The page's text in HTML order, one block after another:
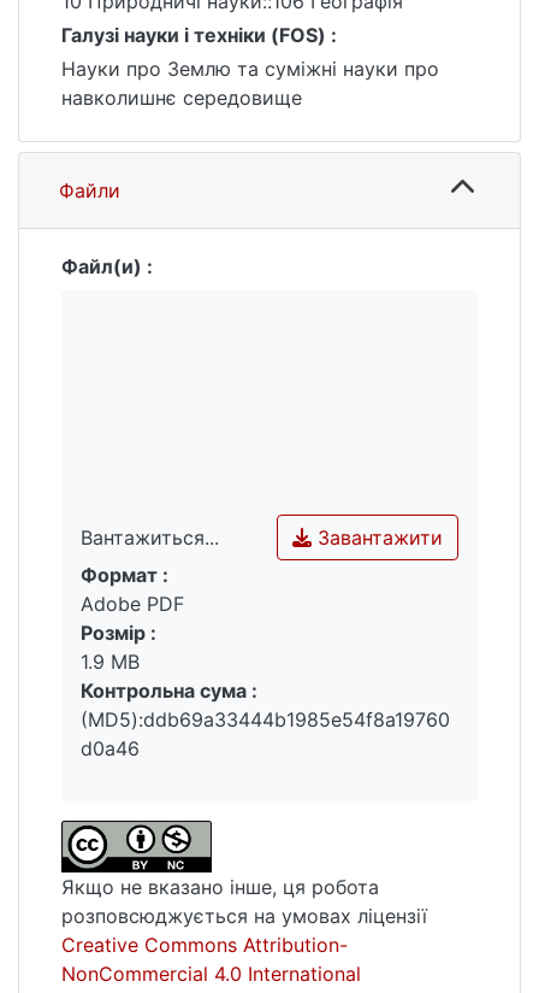
склалися.
Галузі науки і техніки (FOS) :
Науки про Землю та суміжні науки про
навколишнє середовище
Файли
Файл(и) :
Вантажиться...
Вантажиться...
Завантажити
Формат :
Adobe PDF
Розмір :
1.9 MB
Контрольна сума :
(MD5):ddb69a33444b1985e54f8a19760
d0a46
Якщо не вказано інше, ця робота
розповсюджується на умовах ліцензії
Creative Commons Attribution-
NonCommercial 4.0 International